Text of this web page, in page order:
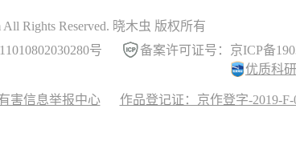
Rights Reserved. 晓木虫 版权所有
号
备案许可证号：京ICP备
优质科
害信息举报中心 作品登记证：京作登字-2019-F-